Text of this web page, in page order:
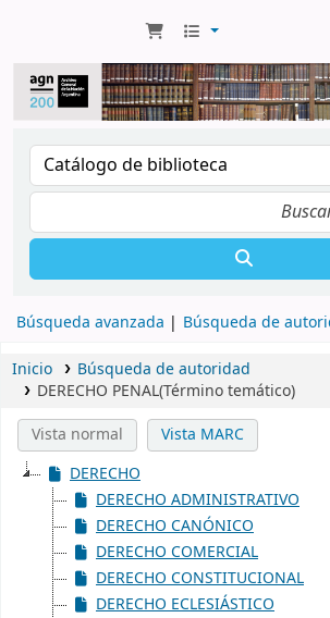
Búsqueda avanzada Búsqueda de
Inicio
Búsqueda de autoridad
DERECHO PENAL(Término temático)
Vista normal
Vista MARC
DERECHO
DERECHO ADMINISTRATIVO
DERECHO CANÓNICO
DERECHO COMERCIAL
DERECHO CONSTITUCIONAL
DERECHO ECLESIÁSTICO